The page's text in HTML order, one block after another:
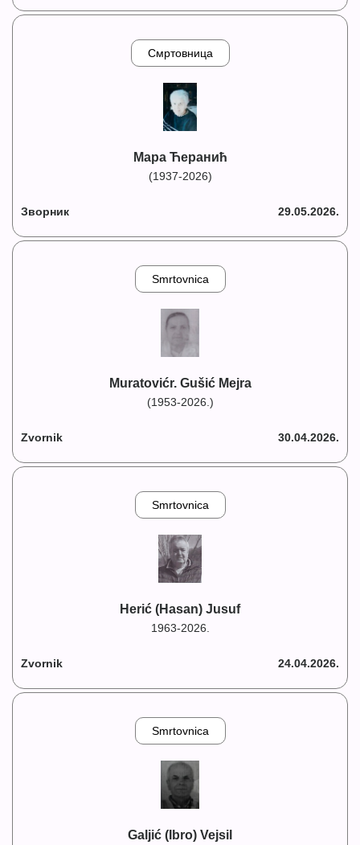
Смртовница
Мара Ћеранић
(1937-2026)
Зворник 29.05.2026.
Smrtovnica
Muratovićr. Gušić Mejra
(1953-2026.)
Zvornik 30.04.2026.
Smrtovnica
Herić (Hasan) Jusuf
1963-2026.
Zvornik 24.04.2026.
Smrtovnica
Galjić (Ibro) Vejsil